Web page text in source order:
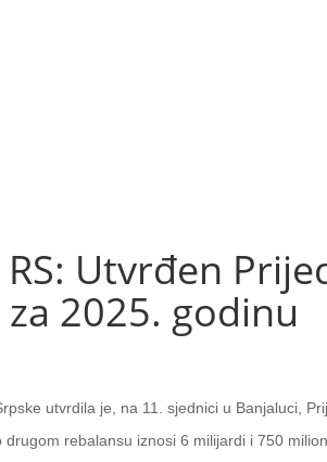
RS: Utvrđen
za 2025. godinu
utvrdila je, na 11. sjednici u Banjaluci,
drugom rebalansu iznosi 6 milijardi i 750